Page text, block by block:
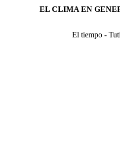
EL CLIMA EN
El tiempo -